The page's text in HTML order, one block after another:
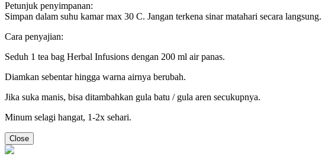
Petunjuk penyimpanan:
Simpan dalam suhu kamar max 30 C. Jangan terkena sinar matahari secara langsung.
Cara penyajian:
Seduh 1 tea bag Herbal Infusions dengan 200 ml air panas.
Diamkan sebentar hingga warna airnya berubah.
Jika suka manis, bisa ditambahkan gula batu / gula aren secukupnya.
Minum selagi hangat, 1-2x sehari.
Close